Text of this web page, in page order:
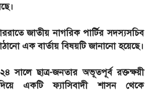
জাতীয় নাগরিক পার্টির সদস্যসচিব
এক বার্তায় বিষয়টি জানানো হয়েছে।
সালে ছাত্র-জনতার অভূতপূর্ব রক্তক্ষয়ী
একটি ফ্যাসিবাদী শাসন থেকে